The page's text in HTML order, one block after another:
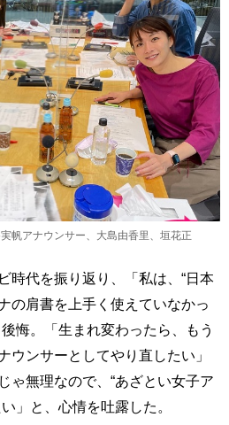
帆アナウンサー、大島由香里、垣花正
時代を振り返り、「私は、“日本
の肩書を上手く使えていなかっ
悔。「生まれ変わったら、もう
ウンサーとしてやり直したい」
ゃ無理なので、“あざとい女子ア
」と、心情を吐露した。